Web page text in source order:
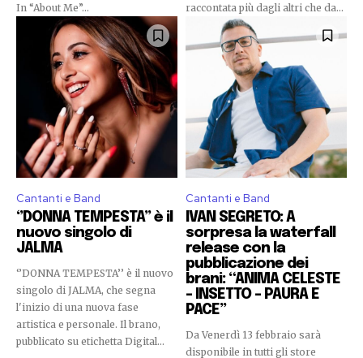
In “About Me”...
raccontata più dagli altri che da...
Cantanti e Band
‘’DONNA TEMPESTA’’ è il
nuovo singolo di
JALMA
‘’DONNA TEMPESTA’’ è il nuovo
singolo di JALMA, che segna
l'inizio di una nuova fase
artistica e personale. Il brano,
pubblicato su etichetta Digital...
Cantanti e Band
IVAN SEGRETO: A
sorpresa la waterfall
release con la
pubblicazione dei
brani: “ANIMA CELESTE
– INSETTO – PAURA E
PACE’’
Da Venerdì 13 febbraio sarà
disponibile in tutti gli store